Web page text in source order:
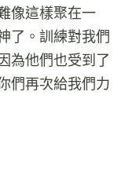
像這樣聚在一
了。訓練對我們
為他們也受到了
們再次給我們力